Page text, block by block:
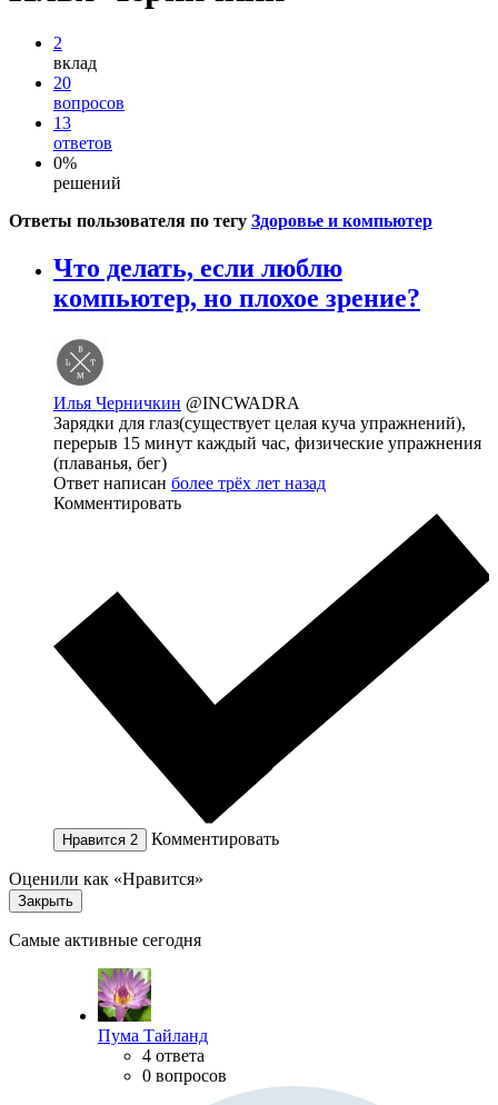
2
вклад
20
вопросов
13
ответов
0%
решений
Ответы пользователя по тегу Здоровье и компьютер
Что делать, если люблю
компьютер, но плохое зрение?
Илья Черничкин @INCWADRA
Зарядки для глаз(существует целая куча упражнений),
перерыв 15 минут каждый час, физические упражнения
(плаванья, бег)
Ответ написан более трёх лет назад
Комментировать
Нравится 2 Комментировать
Оценили как «Нравится»
Закрыть
Самые активные сегодня
Пума Тайланд
4 ответа
0 вопросов